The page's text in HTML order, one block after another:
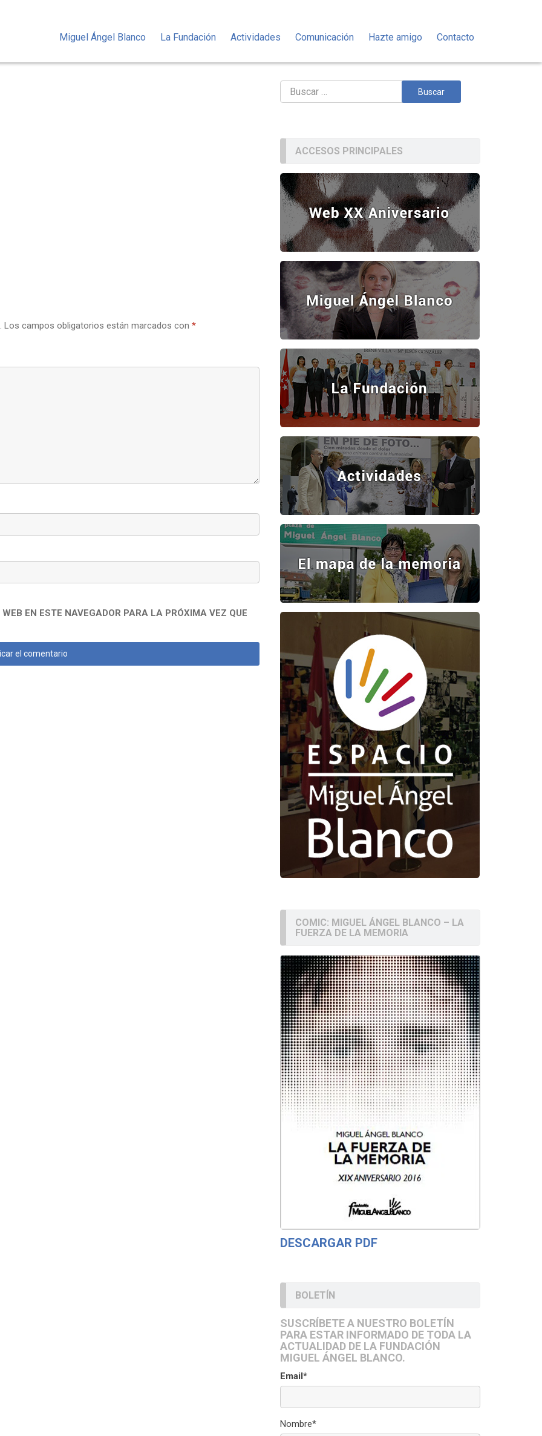
Miguel Ángel Blanco La Fundación Actividades Comunicación Hazte amigo Contacto
Los campos obligatorios están marcados con *
EN ESTE NAVEGADOR PARA LA PRÓXIMA VEZ QUE
Buscar:
ACCESOS PRINCIPALES
COMIC: MIGUEL ÁNGEL BLANCO – LA
FUERZA DE LA MEMORIA
DESCARGAR PDF
BOLETÍN
SUSCRÍBETE A NUESTRO BOLETÍN
PARA ESTAR INFORMADO DE TODA LA
ACTUALIDAD DE LA FUNDACIÓN
MIGUEL ÁNGEL BLANCO.
Email*
Nombre*